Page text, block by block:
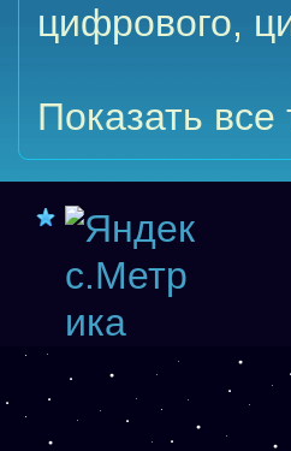
цифрового,
Показать все